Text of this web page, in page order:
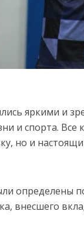
яркими и
и спорта.
но и
определены
внесшего